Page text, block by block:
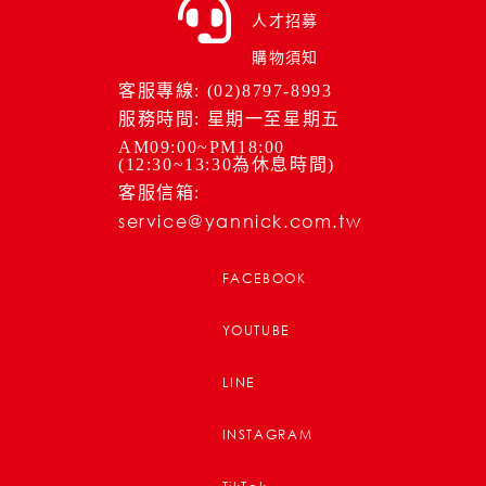
人才招募
購物須知
客服專線: (02)8797-8993
服務時間: 星期一至星期五
AM09:00~PM18:00
(12:30~13:30為休息時間)
客服信箱:
service@yannick.com.tw
FACEBOOK
YOUTUBE
LINE
INSTAGRAM